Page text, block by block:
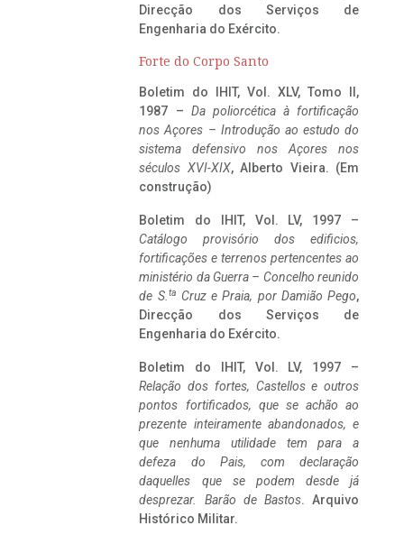
Direcção dos Serviços de
Engenharia do Exército.
Forte do Corpo Santo
Boletim do IHIT, Vol. XLV, Tomo II,
1987 – Da poliorcética à fortificação
nos Açores – Introdução ao estudo do
sistema defensivo nos Açores nos
séculos XVI-XIX, Alberto Vieira. (Em
construção)
Boletim do IHIT, Vol. LV, 1997 –
Catálogo provisório dos edificios,
fortificações e terrenos pertencentes ao
ministério da Guerra – Concelho reunido
de S. ta Cruz e Praia, por Damião Pego,
Direcção dos Serviços de
Engenharia do Exército.
Boletim do IHIT, Vol. LV, 1997 –
Relação dos fortes, Castellos e outros
pontos fortificados, que se achão ao
prezente inteiramente abandonados, e
que nenhuma utilidade tem para a
defeza do Pais, com declaração
daquelles que se podem desde já
desprezar. Barão de Bastos. Arquivo
Histórico Militar.